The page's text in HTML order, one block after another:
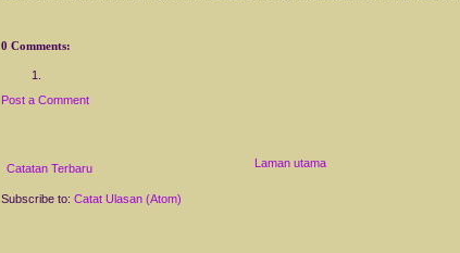
0 Comments:
Post a Comment
Catatan Terbaru Laman utama
Subscribe to: Catat Ulasan (Atom)